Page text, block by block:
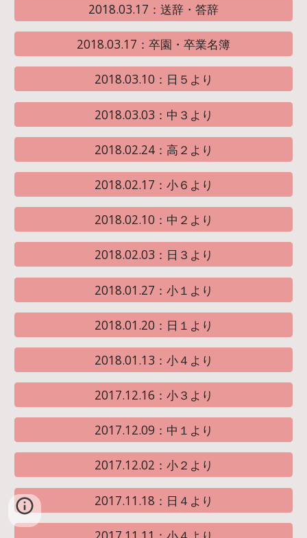
2018.03.17：送辞・答辞
2018.03.17：卒園・卒業名簿
2018.03.10：日５より
2018.03.03：中３より
2018.02.24：高２より
2018.02.17：小６より
2018.02.10：中２より
2018.02.03：日３より
2018.01.27：小１より
2018.01.20：日１より
2018.01.13：小４より
2017.12.16：小３より
2017.12.09：中１より
2017.12.02：小２より
2017.11.18：日４より